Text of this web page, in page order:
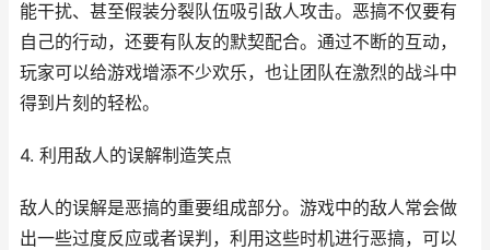
能干扰、甚至假装分裂队伍吸引敌人攻击。恶搞不仅要有
自己的行动，还要有队友的默契配合。通过不断的互动，
玩家可以给游戏增添不少欢乐，也让团队在激烈的战斗中
得到片刻的轻松。
4. 利用敌人的误解制造笑点
敌人的误解是恶搞的重要组成部分。游戏中的敌人常会做
出一些过度反应或者误判，利用这些时机进行恶搞，可以